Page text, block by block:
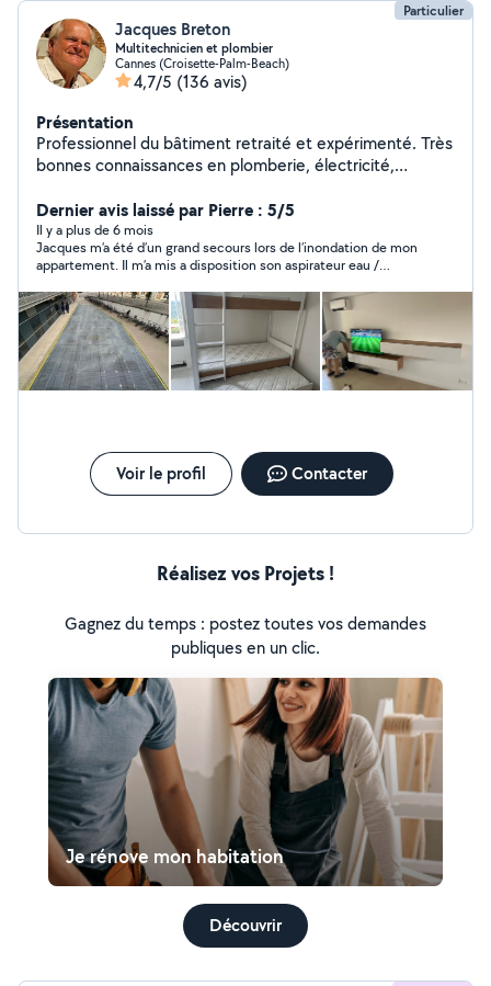
Particulier
Jacques Breton
Multitechnicien et plombier
Cannes (Croisette-Palm-Beach)
4,7/5 (136 avis)
Présentation
Professionnel du bâtiment retraité et expérimenté. Très
bonnes connaissances en plomberie, électricité,
spécialité du bâtiment. Montage meubles toutes
marques. Grande expérience professionnelle en
maintenance et travaux en tous genres.
Dernier avis laissé par Pierre : 5/5
Il y a plus de 6 mois
Jacques m’a été d’un grand secours lors de l’inondation de mon
appartement. Il m’a mis a disposition son aspirateur eau /
disponible et sympathique. Professionnel de la climatisation.
Je recommande les yeux fermés ! Merci Jacques.
Voir le profil Contacter
Réalisez vos Projets !
Gagnez du temps : postez toutes vos demandes
publiques en un clic.
Je rénove mon habitation
Découvrir